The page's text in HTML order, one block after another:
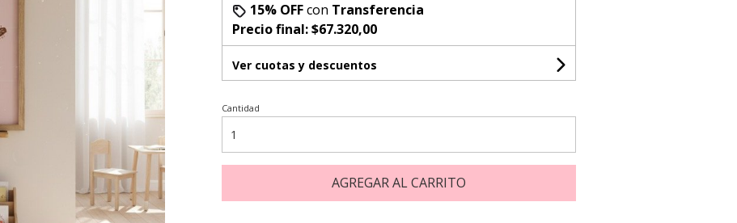
15% OFFcon Transferencia
Precio final:$67.320,00
Ver cuotas y descuentos
Cantidad
AGREGAR AL CARRITO